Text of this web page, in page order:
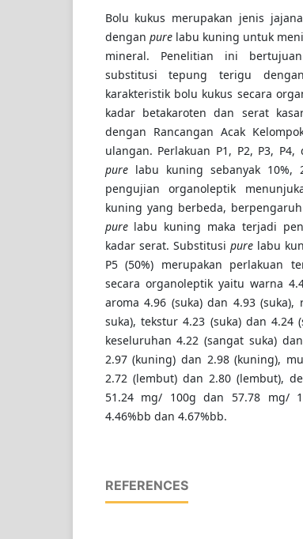
Bolu kukus merupakan jenis
dengan purelabu kuning untuk
mineral. Penelitian ini
substitusi tepung terigu
karakteristik bolu kukus secara
kadar betakaroten dan serat
dengan Rancangan Acak
ulangan. Perlakuan P1, P2, P3,
purelabu kuning sebanyak 10%,
pengujian organoleptik
kuning yang berbeda,
pure labu kuning maka terjadi
kadar serat. Substitusi purelabu
P5 (50%) merupakan perlakuan
secara organoleptik yaitu warna
aroma 4.96 (suka) dan 4.93
suka), tekstur 4.23 (suka) dan 4.24
keseluruhan 4.22 (sangat suka)
2.97 (kuning) dan 2.98 (kuning),
2.72 (lembut) dan 2.80 (lembut),
51.24 mg/ 100g dan 57.78 mg/
4.46%bb dan 4.67%bb.
REFERENCES